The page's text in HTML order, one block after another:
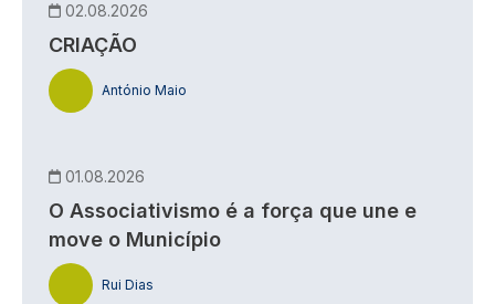
02.08.2026
CRIAÇÃO
António Maio
01.08.2026
O Associativismo é a força que une e
move o Município
Rui Dias